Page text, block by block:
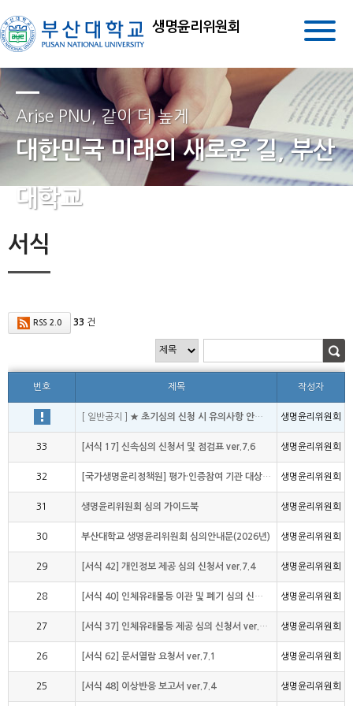
생명윤리위원회
Arise PNU, 같이 더 높게
대한민국 미래의 새로운 길, 부산
대학교
서식
RSS 2.0 33 건
번호 제목 작성자
[ 일반공지 ] ★ 초기심의 신청 시 유의사항 안내 ★ 생명윤리위원회
33 [서식 17] 신속심의 신청서 및 점검표 ver.7.6 생명윤리위원회
32 [국가생명윤리정책원] 평가·인증참여 기관 대상 제작 자료 생명윤리위원회
31 생명윤리위원회 심의 가이드북 생명윤리위원회
30 부산대학교 생명윤리위원회 심의안내문(2026년) 생명윤리위원회
29 [서식 42] 개인정보 제공 심의 신청서 ver.7.4 생명윤리위원회
28 [서식 40] 인체유래물등 이관 및 폐기 심의 신청서 ver.7.4 생명윤리위원회
27 [서식 37] 인체유래물등 제공 심의 신청서 ver.7.4 생명윤리위원회
26 [서식 62] 문서열람 요청서 ver.7.1 생명윤리위원회
25 [서식 48] 이상반응 보고서 ver.7.4 생명윤리위원회